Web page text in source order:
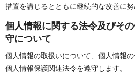
措置を講じるとともに継続的な改善に努 め
個人情報に関する法令及びそ
守 に つ い て
個人情報の取扱いについて、個人情報
個人情報保護関連法令を遵守 し ま す 。